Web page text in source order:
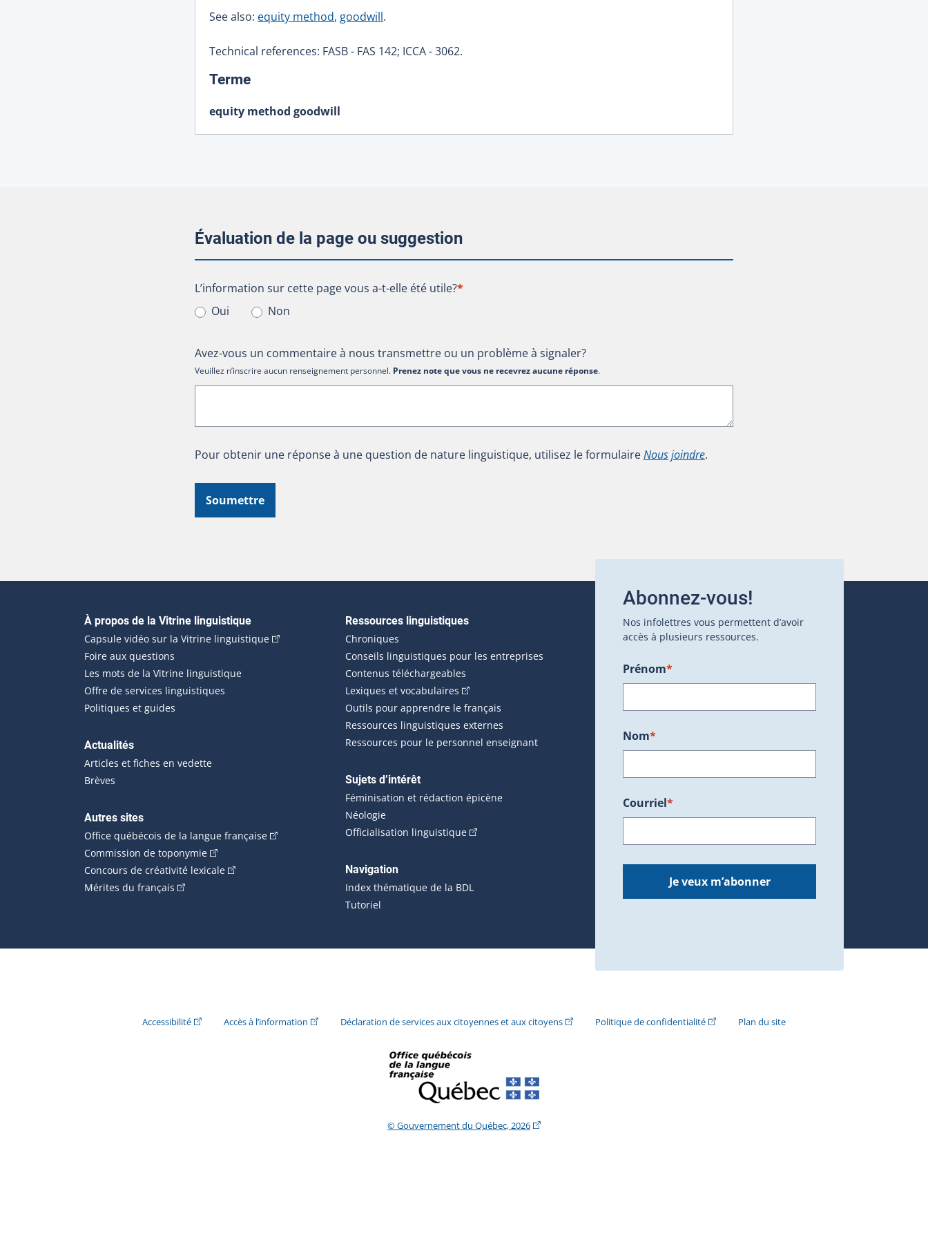
See also: equity method, goodwill.
Technical references: FASB - FAS 142; ICCA - 3062.
Terme:
equity method goodwill
Évaluation de la page ou suggestion
L’information sur cette page vous a-t-elle été utile?
L’information sur cette page vous a-t-elle été utile?*
Oui
Non
Avez-vous un commentaire à nous transmettre ou un problème à signaler?
Veuillez n’inscrire aucun renseignement personnel. Prenez note que vous ne recevrez aucune réponse.
Pour obtenir une réponse à une question de nature linguistique, utilisez le formulaireNous joindre.
Soumettre
Navigation principale
À propos de la Vitrine linguistique
Capsule vidéo sur la Vitrine linguistique(Cet hyperlien externe s'ouvrira dans une nouvelle fenêtre.)
Foire aux questions
Les mots de la Vitrine linguistique
Offre de services linguistiques
Politiques et guides
Actualités
Articles et fiches en vedette
Brèves
Autres sites
Office québécois de la langue française(Cet hyperlien externe s'ouvrira dans une nouvelle fenêtre.)
Commission de toponymie(Cet hyperlien externe s'ouvrira dans une nouvelle fenêtre.)
Concours de créativité lexicale(Cet hyperlien externe s'ouvrira dans une nouvelle fenêtre.)
Mérites du français (Cet hyperlien externe s'ouvrira dans une nouvelle fenêtre.)
Ressources linguistiques
Chroniques
Conseils linguistiques pour les entreprises
Contenus téléchargeables
Lexiques et vocabulaires (Cet hyperlien externe s'ouvrira dans une nouvelle fenêtre.)
Outils pour apprendre le français
Ressources linguistiques externes
Ressources pour le personnel enseignant
Sujets d’intérêt
Féminisation et rédaction épicène
Néologie
Officialisation linguistique(Cet hyperlien externe s'ouvrira dans une nouvelle fenêtre.)
Navigation
Index thématique de la BDL
Tutoriel
Abonnez-vous!
Nos infolettres vous permettent d’avoir
accès à plusieurs ressources.
Prénom*
Nom*
Courriel*
Je veux m’abonner
Accessibilité(Cet hyperlien externe s'ouvrira dans une nouvelle fenêtre.)
Accès à l’information (Cet hyperlien externe s'ouvrira dans une nouvelle fenêtre.)
Déclaration de services aux citoyennes et aux citoyens(Cet hyperlien externe s'ouvrira dans une nouvelle fenêtre.)
Politique de confidentialité(Cet hyperlien externe s'ouvrira dans une nouvelle
Plan du site
© Gouvernement du Québec, 2026(Cet hyperlien externe s'ouvrira dans une nouvelle fenêtre.)